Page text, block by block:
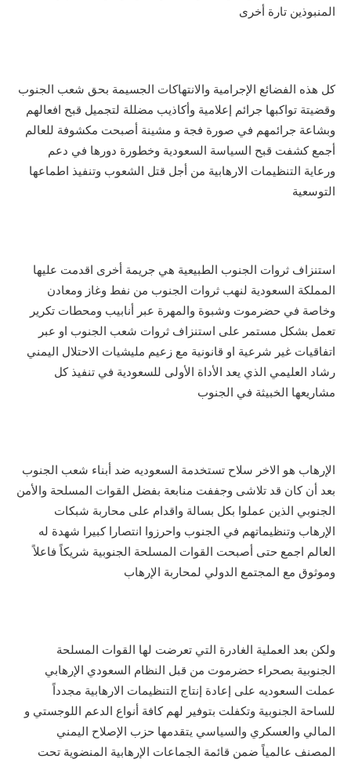
المنبوذين تارة أخرى
كل هذه الفضائع الإجرامية والانتهاكات الجسيمة بحق شعب الجنوب
وقضيتة تواكبها جرائم إعلامية وأكاذيب مضللة لتجميل قبح افعالهم
وبشاعة جرائمهم في صورة فجة و مشينة أصبحت مكشوفة للعالم
أجمع كشفت قبح السياسة السعودية وخطورة دورها في دعم
ورعاية التنظيمات الارهابية من أجل قتل الشعوب وتنفيذ اطماعها
التوسعية
استنزاف ثروات الجنوب الطبيعية هي جريمة أخرى اقدمت عليها
المملكة السعودية لنهب ثروات الجنوب من نفط وغاز ومعادن
وخاصة في حضرموت وشبوة والمهرة عبر أنابيب ومحطات تكرير
تعمل بشكل مستمر على استنزاف ثروات شعب الجنوب او عبر
اتفاقيات غير شرعية او قانونية مع زعيم مليشيات الاحتلال اليمني
رشاد العليمي الذي يعد الأداة الأولى للسعودية في تنفيذ كل
مشاريعها الخبيثة في الجنوب
الإرهاب هو الاخر سلاح تستخدمة السعوديه ضد أبناء شعب الجنوب
بعد أن كان قد تلاشى وجففت منابعة بفضل القوات المسلحة والأمن
الجنوبي الذين عملوا بكل بسالة واقدام على محاربة شبكات
الإرهاب وتنظيماتهم في الجنوب واحرزوا انتصارا كبيرا شهدة له
العالم اجمع حتى أصبحت القوات المسلحة الجنوبية شريكاً فاعلاً
وموثوق مع المجتمع الدولي لمحاربة الإرهاب
ولكن بعد العملية الغادرة التي تعرضت لها القوات المسلحة
الجنوبية بصحراء حضرموت من قبل النظام السعودي الإرهابي
عملت السعوديه على إعادة إنتاج التنظيمات الارهابية مجدداً
للساحة الجنوبية وتكفلت بتوفير لهم كافة أنواع الدعم اللوجستي و
المالي والعسكري والسياسي يتقدمها حزب الإصلاح اليمني
المصنف عالمياً ضمن قائمة الجماعات الإرهابية المنضوية تحت